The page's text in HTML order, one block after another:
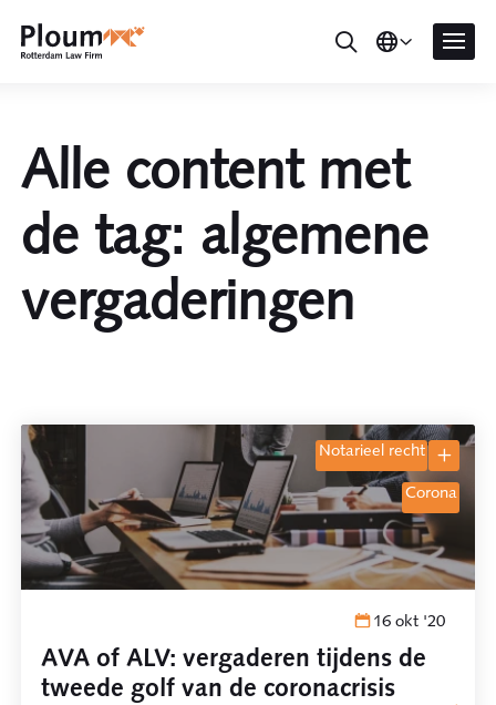
Alle content met
de tag: algemene
vergaderingen
notarieel recht
corona
16 okt '20
AVA of ALV: vergaderen tijdens de
tweede golf van de coronacrisis